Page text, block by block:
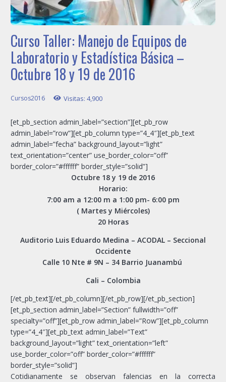
Curso Taller: Manejo de Equipos de
Laboratorio y Estadística Básica –
Octubre 18 y 19 de 2016
Cursos2016 Visitas: 4,900
[et_pb_section admin_label=”section”][et_pb_row
admin_label=”row”][et_pb_column type=”4_4″][et_pb_text
admin_label=”fecha” background_layout=”light”
text_orientation=”center” use_border_color=”off”
border_color=”#ffffff” border_style=”solid”]
Octubre 18 y 19 de 2016
Horario:
7:00 am a 12:00 m a 1:00 pm- 6:00 pm
( Martes y Miércoles)
20 Horas
Auditorio Luis Eduardo Medina – ACODAL – Seccional
Occidente
Calle 10 Nte # 9N – 34 Barrio Juanambú
Cali – Colombia
[/et_pb_text][/et_pb_column][/et_pb_row][/et_pb_section]
[et_pb_section admin_label=”Section” fullwidth=”off”
specialty=”off”][et_pb_row admin_label=”Row”][et_pb_column
type=”4_4″][et_pb_text admin_label=”Text”
background_layout=”light” text_orientation=”left”
use_border_color=”off” border_color=”#ffffff”
border_style=”solid”]
Cotidianamente se observan falencias en la correcta